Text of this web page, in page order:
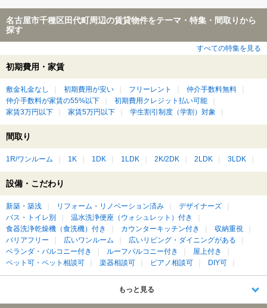
名古屋市千種区田代町周辺の賃貸物件をテーマ・特集・間取りから
探す
すべての特集を見る
初期費用・家賃
敷金礼金なし 初期費用が安い フリーレント
仲介手数料無料
仲介手数料が家賃の55%以下
初期費用クレジット払い可能
家賃3万円以下
家賃5万円以下 学生割引制度（学割）対象
間取り
1R/ワンルーム 1K 1DK 1LDK 2K/2DK 2LDK 3LDK
設備・こだわり
新築・築浅 リフォーム・リノベーション済み
デザイナーズ
バス・トイレ別
温水洗浄便座（ウォシュレット）付き
食器洗浄乾燥機（食洗機）付き
カウンターキッチン付き
収納重視
バリアフリー
広いワンルーム
広いリビング・ダイニングがある
ベランダ・バルコニー付き
ルーフバルコニー付き
屋上付き
ペット可・ペット相談可
楽器相談可 ピアノ相談可 DIY可
もっと見る